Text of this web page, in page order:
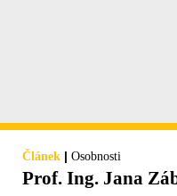
Článek | Osobnosti
Prof. Ing. Jana